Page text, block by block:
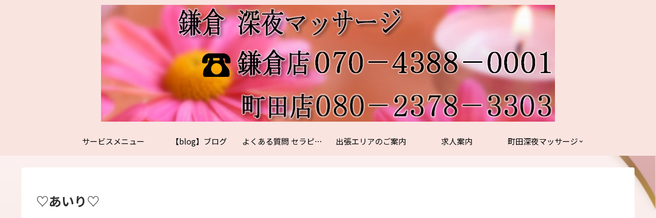
サービスメニュー 【blog】ブログ よくある質問 セラピスト紹介 出張エリアのご案内 求人案内 町田深夜マッサージ
♡あいり♡